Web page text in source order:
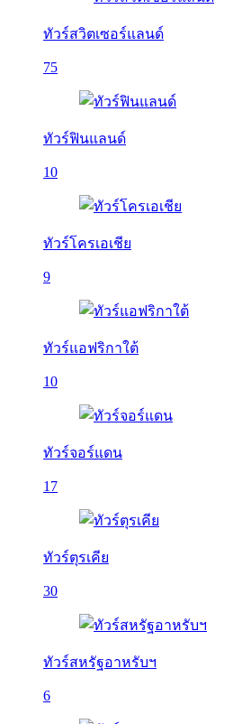
ทัวร์สวิตเซอร์แลนด์
75
ทัวร์ฟินแลนด์
10
ทัวร์โครเอเชีย
9
ทัวร์แอฟริกาใต้
10
ทัวร์จอร์แดน
17
ทัวร์ตุรเคีย
30
ทัวร์สหรัฐอาหรับฯ
6